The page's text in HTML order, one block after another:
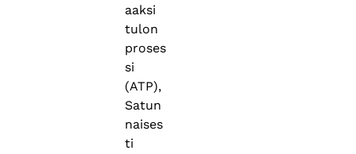
aaksi
tulon
proses
si
(ATP),
Satun
naises
ti